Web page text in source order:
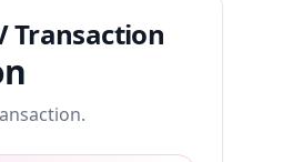
Transaction